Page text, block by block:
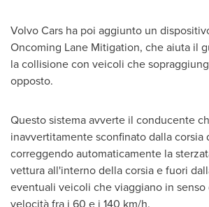
Volvo Cars ha poi aggiunto un
Oncoming Lane Mitigation, che aiuta il
la collisione con veicoli che
opposto.
Questo sistema avverte il conducente
inavvertitamente sconfinato dalla corsia
correggendo automaticamente la
vettura all'interno della corsia e fuori
eventuali veicoli che viaggiano in senso